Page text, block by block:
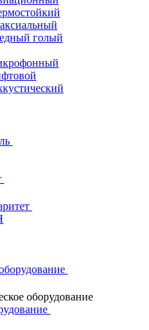
голый
оборудование